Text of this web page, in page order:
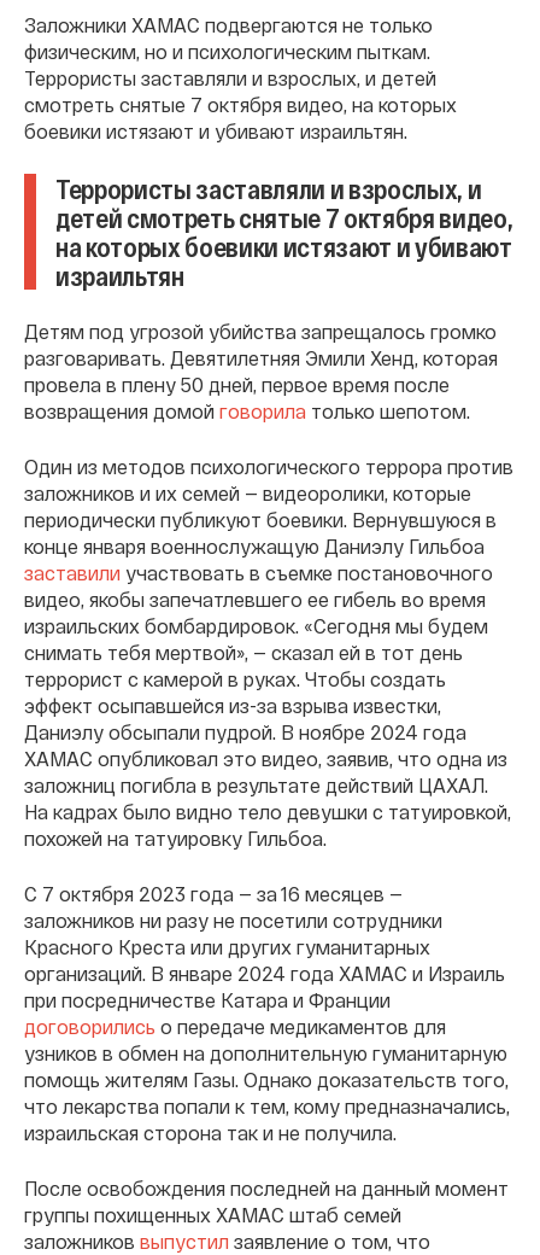
Заложники ХАМАС подвергаются не только
физическим, но и психологическим пыткам.
Террористы заставляли и взрослых, и детей
смотреть снятые 7 октября видео, на которых
боевики истязают и убивают израильтян.
Террористы заставляли и взрослых, и
детей смотреть снятые 7 октября видео,
на которых боевики истязают и убивают
израильтян
Детям под угрозой убийства запрещалось громко
разговаривать. Девятилетняя Эмили Хенд, которая
провела в плену 50 дней, первое время после
возвращения домой говорила только шепотом.
Один из методов психологического террора против
заложников и их семей — видеоролики, которые
периодически публикуют боевики. Вернувшуюся в
конце января военнослужащую Даниэлу Гильбоа
заставили участвовать в съемке постановочного
видео, якобы запечатлевшего ее гибель во время
израильских бомбардировок. «Сегодня мы будем
снимать тебя мертвой», — сказал ей в тот день
террорист с камерой в руках. Чтобы создать
эффект осыпавшейся из-за взрыва известки,
Даниэлу обсыпали пудрой. В ноябре 2024 года
ХАМАС опубликовал это видео, заявив, что одна из
заложниц погибла в результате действий ЦАХАЛ.
На кадрах было видно тело девушки с татуировкой,
похожей на татуировку Гильбоа.
С 7 октября 2023 года — за 16 месяцев —
заложников ни разу не посетили сотрудники
Красного Креста или других гуманитарных
организаций. В январе 2024 года ХАМАС и Израиль
при посредничестве Катара и Франции
договорились о передаче медикаментов для
узников в обмен на дополнительную гуманитарную
помощь жителям Газы. Однако доказательств того,
что лекарства попали к тем, кому предназначались,
израильская сторона так и не получила.
После освобождения последней на данный момент
группы похищенных ХАМАС штаб семей
заложников выпустил заявление о том, что